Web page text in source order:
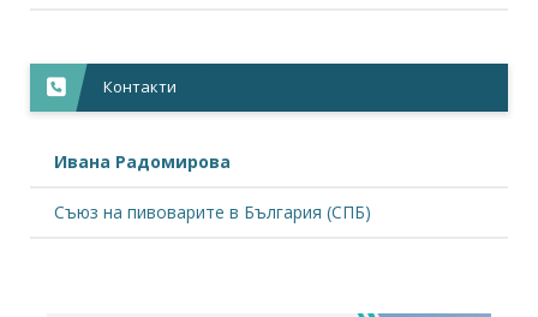
Контакти
Ивана Радомирова
Съюз на пивоварите в България (СПБ)